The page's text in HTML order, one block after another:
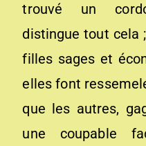
trouvé un
distingue tout cela
filles sages et
elles font
que les autres,
une coupable